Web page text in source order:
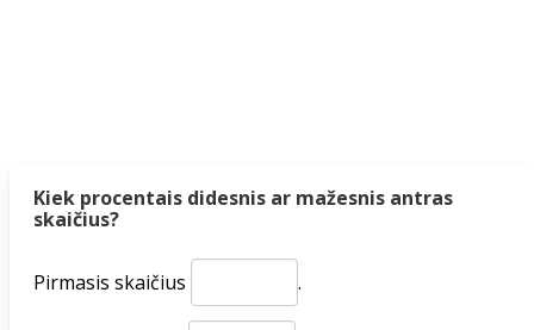
Kiek procentais didesnis ar mažesnis antras
skaičius?
Pirmasis skaičius .